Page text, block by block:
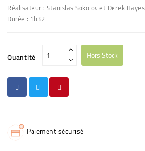
Réalisateur : Stanislas Sokolov et Derek Hayes
Durée : 1h32
Quantité Hors Stock
Paiement sécurisé